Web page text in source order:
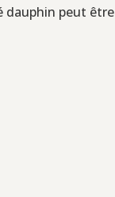
dauphin peut être